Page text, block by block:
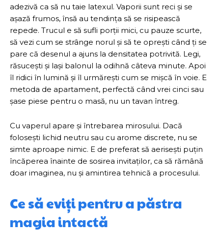
adezivă ca să nu taie latexul. Vaporii sunt reci și se
așază frumos, însă au tendința să se risipească
repede. Trucul e să sufli porții mici, cu pauze scurte,
să vezi cum se strânge norul și să te oprești când ți se
pare că desenul a ajuns la densitatea potrivită. Legi,
răsucești și lași balonul la odihnă câteva minute. Apoi
îl ridici în lumină și îl urmărești cum se mișcă în voie. E
metoda de apartament, perfectă când vrei cinci sau
șase piese pentru o masă, nu un tavan întreg.
Cu vaperul apare și întrebarea mirosului. Dacă
folosești lichid neutru sau cu arome discrete, nu se
simte aproape nimic. E de preferat să aerisești puțin
încăperea înainte de sosirea invitaților, ca să rămână
doar imaginea, nu și amintirea tehnică a procesului.
Ce să eviți pentru a păstra
magia intactă